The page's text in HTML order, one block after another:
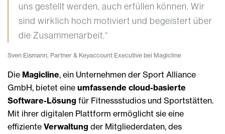
uns gestellt werden, auch erfüllen können. Wir
sind wirklich hoch motiviert und begeistert über
die Zusammenarbeit.“
Sven Eismann, Partner & Keyaccount Executive bei Magicline
Die Magicline, ein Unternehmen der Sport Alliance
GmbH, bietet eine umfassende cloud-basierte
Software-Lösung für Fitnessstudios und Sportstätten.
Mit ihrer digitalen Plattform ermöglicht sie eine
effiziente Verwaltung der Mitgliederdaten, des